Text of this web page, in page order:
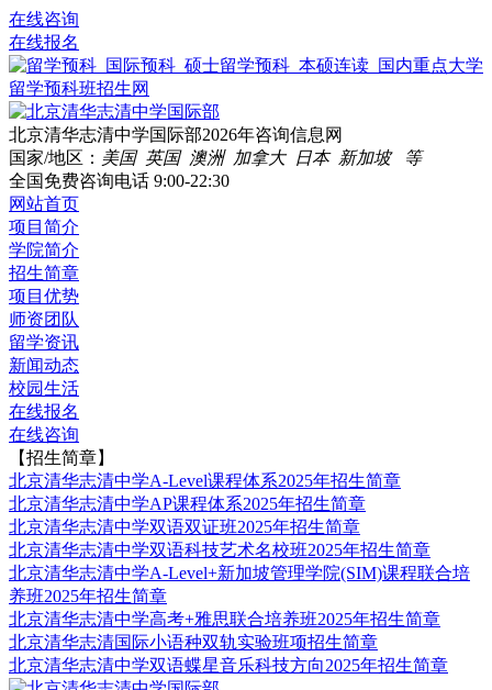
在线咨询
在线报名
北京清华志清中学国际部2026年咨询信息网
国家/地区： 美国 英国 澳洲 加拿大 日本 新加坡 等
全国免费咨询电话 9:00-22:30
网站首页
项目简介
学院简介
招生简章
项目优势
师资团队
留学资讯
新闻动态
校园生活
在线报名
在线咨询
【招生简章】
北京清华志清中学A-Level课程体系2025年招生简章
北京清华志清中学AP课程体系2025年招生简章
北京清华志清中学双语双证班2025年招生简章
北京清华志清中学双语科技艺术名校班2025年招生简章
北京清华志清中学A-Level+新加坡管理学院(SIM)课程联合培
养班2025年招生简章
北京清华志清中学高考+雅思联合培养班2025年招生简章
北京清华志清国际小语种双轨实验班项招生简章
北京清华志清中学双语蝶星音乐科技方向2025年招生简章